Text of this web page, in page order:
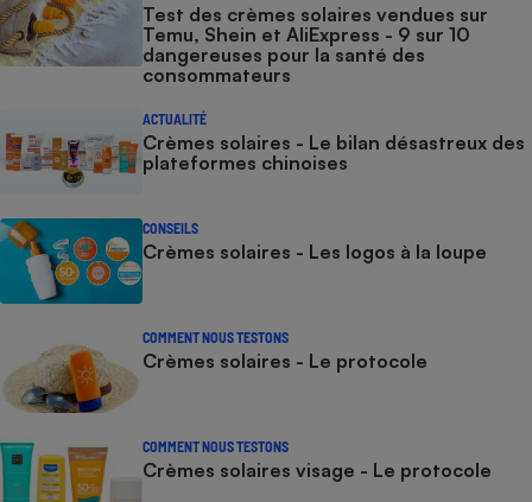
Test des crèmes solaires vendues sur
Temu, Shein et AliExpress - 9 sur 10
dangereuses pour la santé des
consommateurs
ACTUALITÉ
Crèmes solaires - Le bilan désastreux des
plateformes chinoises
CONSEILS
Crèmes solaires - Les logos à la loupe
COMMENT NOUS TESTONS
Crèmes solaires - Le protocole
COMMENT NOUS TESTONS
Crèmes solaires visage - Le protocole